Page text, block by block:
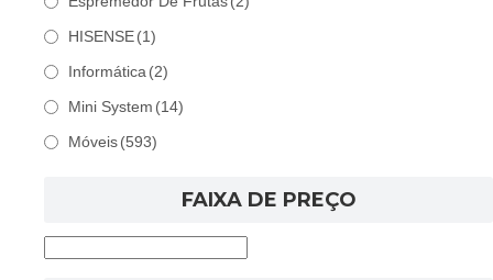
HISENSE (1)
Informática (2)
Mini System (14)
Móveis (593)
FAIXA DE PREÇO